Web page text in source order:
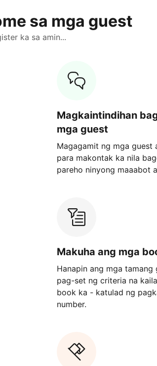
sa mga guest
ka sa amin...
Magkaintindihan
mga guest
Magagamit ng mga guest
para makontak ka nila
pareho ninyong maaabot
Makuha ang mga
Hanapin ang mga
pag-set ng criteria na
book ka - katulad ng
number.